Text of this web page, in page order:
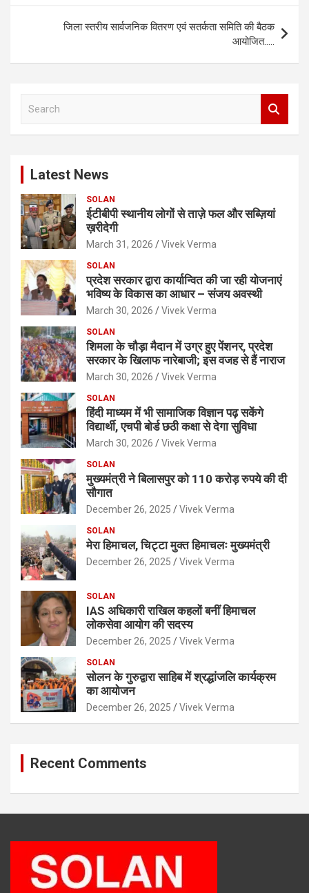
जिला स्तरीय सार्वजनिक वितरण एवं सतर्कता समिति की बैठक
आयोजित…..
Latest News
SOLAN
ईटीबीपी स्थानीय लोगों से ताज़े फल और सब्ज़ियां
ख़रीदेगी
March 31, 2026 Vivek Verma
SOLAN
प्रदेश सरकार द्वारा कार्यान्वित की जा रही योजनाएं
भविष्य के विकास का आधार – संजय अवस्थी
March 30, 2026 Vivek Verma
SOLAN
शिमला के चौड़ा मैदान में उग्र हुए पेंशनर, प्रदेश
सरकार के खिलाफ नारेबाजी; इस वजह से हैं नाराज
March 30, 2026 Vivek Verma
SOLAN
हिंदी माध्यम में भी सामाजिक विज्ञान पढ़ सकेंगे
विद्यार्थी, एचपी बोर्ड छठी कक्षा से देगा सुविधा
March 30, 2026 Vivek Verma
SOLAN
मुख्यमंत्री ने बिलासपुर को 110 करोड़ रुपये की दी
सौगात
December 26, 2025 Vivek Verma
SOLAN
मेरा हिमाचल, चिट्टा मुक्त हिमाचलः मुख्यमंत्री
December 26, 2025 Vivek Verma
SOLAN
IAS अधिकारी राखिल कहलों बनीं हिमाचल
लोकसेवा आयोग की सदस्य
December 26, 2025 Vivek Verma
SOLAN
सोलन के गुरुद्वारा साहिब में श्रद्धांजलि कार्यक्रम
का आयोजन
December 26, 2025 Vivek Verma
Recent Comments